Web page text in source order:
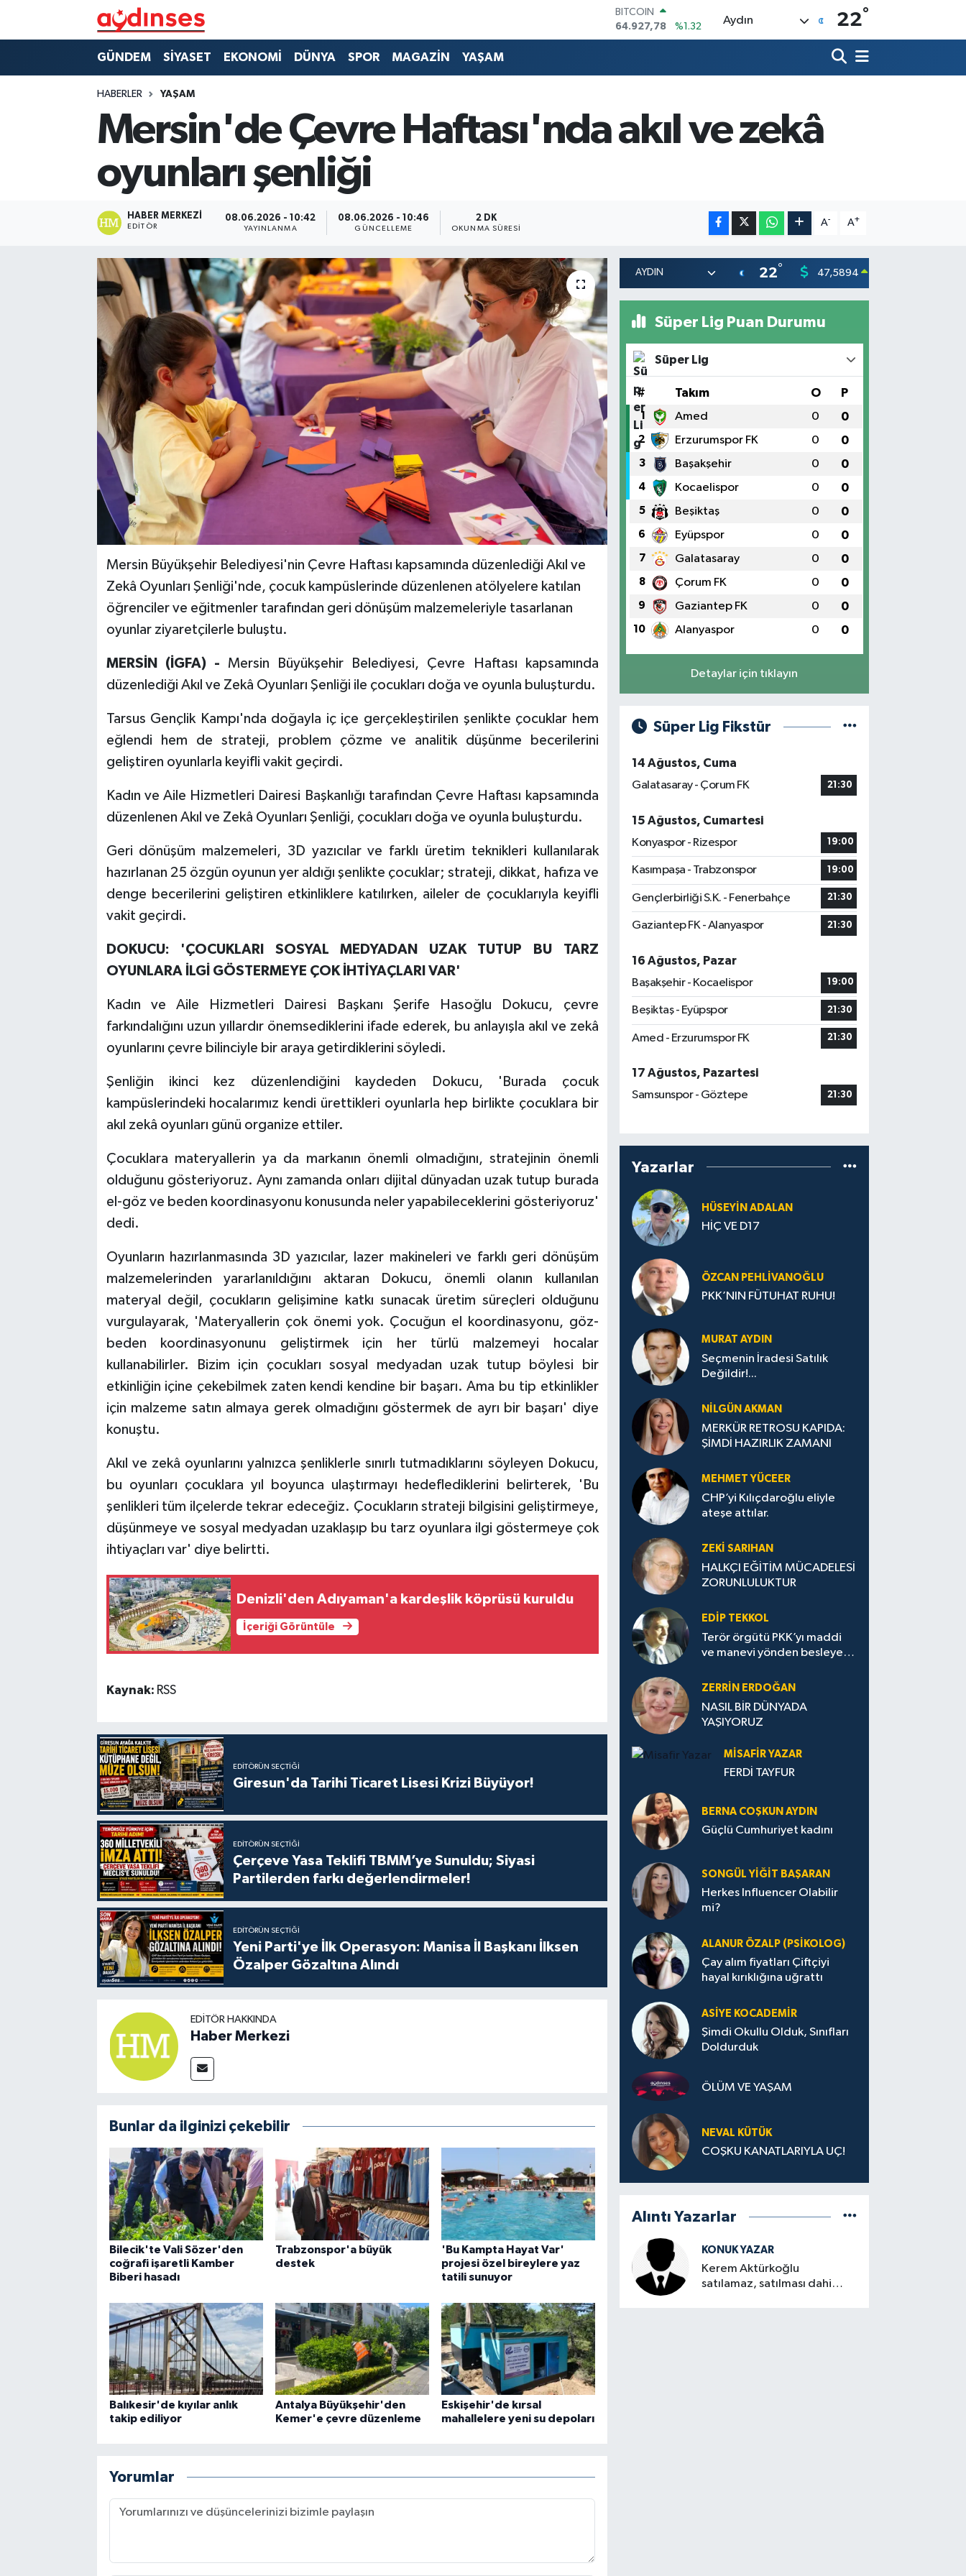
DOLAR
47,5894
%0.08
EURO
6527.85
%0.54
BİST100
13.703
%11
Aydın 22°
GÜNDEM SİYASET EKONOMİ DÜNYA SPOR MAGAZİN YAŞAM
HABERLER YAŞAM
Mersin'de Çevre Haftası'nda akıl ve zekâ
oyunları şenliği
HABER MERKEZI
EDITÖR
08.06.2026 - 10:42
YAYINLANMA
08.06.2026 - 10:46
GÜNCELLEME
2 DK
OKUNMA SÜRESI
A- A+
Mersin Büyükşehir Belediyesi'nin Çevre Haftası kapsamında düzenlediği Akıl ve
Zekâ Oyunları Şenliği'nde, çocuk kampüslerinde düzenlenen atölyelere katılan
öğrenciler ve eğitmenler tarafından geri dönüşüm malzemeleriyle tasarlanan
oyunlar ziyaretçilerle buluştu.
MERSİN (İGFA) - Mersin Büyükşehir Belediyesi, Çevre Haftası kapsamında
düzenlediği Akıl ve Zekâ Oyunları Şenliği ile çocukları doğa ve oyunla buluşturdu.
Tarsus Gençlik Kampı'nda doğayla iç içe gerçekleştirilen şenlikte çocuklar hem
eğlendi hem de strateji, problem çözme ve analitik düşünme becerilerini
geliştiren oyunlarla keyifli vakit geçirdi.
Kadın ve Aile Hizmetleri Dairesi Başkanlığı tarafından Çevre Haftası kapsamında
düzenlenen Akıl ve Zekâ Oyunları Şenliği, çocukları doğa ve oyunla buluşturdu.
Geri dönüşüm malzemeleri, 3D yazıcılar ve farklı üretim teknikleri kullanılarak
hazırlanan 25 özgün oyunun yer aldığı şenlikte çocuklar; strateji, dikkat, hafıza ve
denge becerilerini geliştiren etkinliklere katılırken, aileler de çocuklarıyla keyifli
vakit geçirdi.
DOKUCU: 'ÇOCUKLARI SOSYAL MEDYADAN UZAK TUTUP BU TARZ
OYUNLARA İLGİ GÖSTERMEYE ÇOK İHTİYAÇLARI VAR'
Kadın ve Aile Hizmetleri Dairesi Başkanı Şerife Hasoğlu Dokucu, çevre
farkındalığını uzun yıllardır önemsediklerini ifade ederek, bu anlayışla akıl ve zekâ
oyunlarını çevre bilinciyle bir araya getirdiklerini söyledi.
Şenliğin ikinci kez düzenlendiğini kaydeden Dokucu, 'Burada çocuk
kampüslerindeki hocalarımız kendi ürettikleri oyunlarla hep birlikte çocuklara bir
akıl zekâ oyunları günü organize ettiler.
Çocuklara materyallerin ya da markanın önemli olmadığını, stratejinin önemli
olduğunu gösteriyoruz. Aynı zamanda onları dijital dünyadan uzak tutup burada
el-göz ve beden koordinasyonu konusunda neler yapabileceklerini gösteriyoruz'
dedi.
Oyunların hazırlanmasında 3D yazıcılar, lazer makineleri ve farklı geri dönüşüm
malzemelerinden yararlanıldığını aktaran Dokucu, önemli olanın kullanılan
materyal değil, çocukların gelişimine katkı sunacak üretim süreçleri olduğunu
vurgulayarak, 'Materyallerin çok önemi yok. Çocuğun el koordinasyonu, göz-
beden koordinasyonunu geliştirmek için her türlü malzemeyi hocalar
kullanabilirler. Bizim için çocukları sosyal medyadan uzak tutup böylesi bir
etkinliğin içine çekebilmek zaten kendi kendine bir başarı. Ama bu tip etkinlikler
için malzeme satın almaya gerek olmadığını göstermek de ayrı bir başarı' diye
konuştu.
Akıl ve zekâ oyunlarını yalnızca şenliklerle sınırlı tutmadıklarını söyleyen Dokucu,
bu oyunları çocuklara yıl boyunca ulaştırmayı hedeflediklerini belirterek, 'Bu
şenlikleri tüm ilçelerde tekrar edeceğiz. Çocukların strateji bilgisini geliştirmeye,
düşünmeye ve sosyal medyadan uzaklaşıp bu tarz oyunlara ilgi göstermeye çok
ihtiyaçları var' diye belirtti.
Denizli'den Adıyaman'a kardeşlik köprüsü kuruldu
İçeriği Görüntüle
Kaynak: RSS
EDITÖRÜN SEÇTIĞI
Giresun'da Tarihi Ticaret Lisesi Krizi Büyüyor!
EDITÖRÜN SEÇTIĞI
Çerçeve Yasa Teklifi TBMM’ye Sunuldu; Siyasi
Partilerden farkı değerlendirmeler!
EDITÖRÜN SEÇTIĞI
Yeni Parti'ye İlk Operasyon: Manisa İl Başkanı İlksen
Özalper Gözaltına Alındı
EDITÖR HAKKINDA
Haber Merkezi
Bunlar da ilginizi çekebilir
Bilecik'te Vali Sözer'den
coğrafi işaretli Kamber
Biberi hasadı
Trabzonspor'a büyük
destek
'Bu Kampta Hayat Var'
projesi özel bireylere yaz
tatili sunuyor
Balıkesir'de kıyılar anlık
takip ediliyor
Antalya Büyükşehir'den
Kemer'e çevre düzenleme
Eskişehir'de kırsal
mahallelere yeni su depoları
Yorumlar
22° 47,5894
Süper Lig Puan Durumu
Süper Lig
# Takım O P
1 Amed 0 0
2 Erzurumspor FK 0 0
3 Başakşehir 0 0
4 Kocaelispor 0 0
5 Beşiktaş 0 0
6 Eyüpspor 0 0
7 Galatasaray 0 0
8 Çorum FK 0 0
9 Gaziantep FK 0 0
10 Alanyaspor 0 0
Detaylar için tıklayın
Süper Lig Fikstür
14 Ağustos, Cuma
Galatasaray - Çorum FK
21:30
15 Ağustos, Cumartesi
Konyaspor - Rizespor
19:00
Kasımpaşa - Trabzonspor 19:00
Gençlerbirliği S.K. - Fenerbahçe 21:30
Gaziantep FK - Alanyaspor 21:30
16 Ağustos, Pazar
Başakşehir - Kocaelispor
19:00
Beşiktaş - Eyüpspor 21:30
Amed - Erzurumspor FK 21:30
17 Ağustos, Pazartesi
Samsunspor - Göztepe
21:30
Yazarlar
HÜSEYIN ADALAN
HİÇ VE D17
ÖZCAN PEHLIVANOĞLU
PKK’NIN FÜTUHAT RUHU!
MURAT AYDIN
Seçmenin İradesi Satılık
Değildir!...
NILGÜN AKMAN
MERKÜR RETROSU KAPIDA:
ŞİMDİ HAZIRLIK ZAMANI
MEHMET YÜCEER
CHP’yi Kılıçdaroğlu eliyle
ateşe attılar.
ZEKI SARIHAN
HALKÇI EĞİTİM MÜCADELESİ
ZORUNLULUKTUR
EDIP TEKKOL
Terör örgütü PKK’yı maddi
ve manevi yönden besleyen
ZERRIN ERDOĞAN
NASIL BİR DÜNYADA
YAŞIYORUZ
MISAFIR YAZAR
FERDİ TAYFUR
BERNA COŞKUN AYDIN
Güçlü Cumhuriyet kadını
SONGÜL YIĞIT BAŞARAN
Herkes Influencer Olabilir
mi?
ALANUR ÖZALP (PSIKOLOG)
Çay alım fiyatları Çiftçiyi
hayal kırıklığına uğrattı
ASIYE KOCADEMİR
Şimdi Okullu Olduk, Sınıfları
Doldurduk
ÖLÜM VE YAŞAM
NEVAL KÜTÜK
COŞKU KANATLARIYLA UÇ!
Alıntı Yazarlar
KONUK YAZAR
Kerem Aktürkoğlu
satılamaz, satılması dahi
Nöbetçi Eczaneler
Hava Durumu
Aydin Namaz Vakitleri
Trafik Durumu
Tüm Manşetler
Son Dakika Haberleri
Haber Arşivi